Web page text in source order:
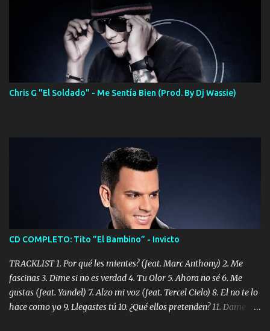
Chris G "El Soldado" - Me Sentía Bien (Prod. By Dj Wassie)
CD COMPLETO: Tito ”El Bambino” - Invicto
TRACKLIST 1. Por qué les mientes? (feat. Marc Anthony) 2. Me
fascinas 3. Dime si no es verdad 4. Tu Olor 5. Ahora no sé 6. Me
gustas (feat. Yandel) 7. Alzo mi voz (feat. Tercel Cielo) 8. El no te lo
hace como yo 9. Llegastes tú 10. ¿Qué ellos pretenden? 11. Dame la